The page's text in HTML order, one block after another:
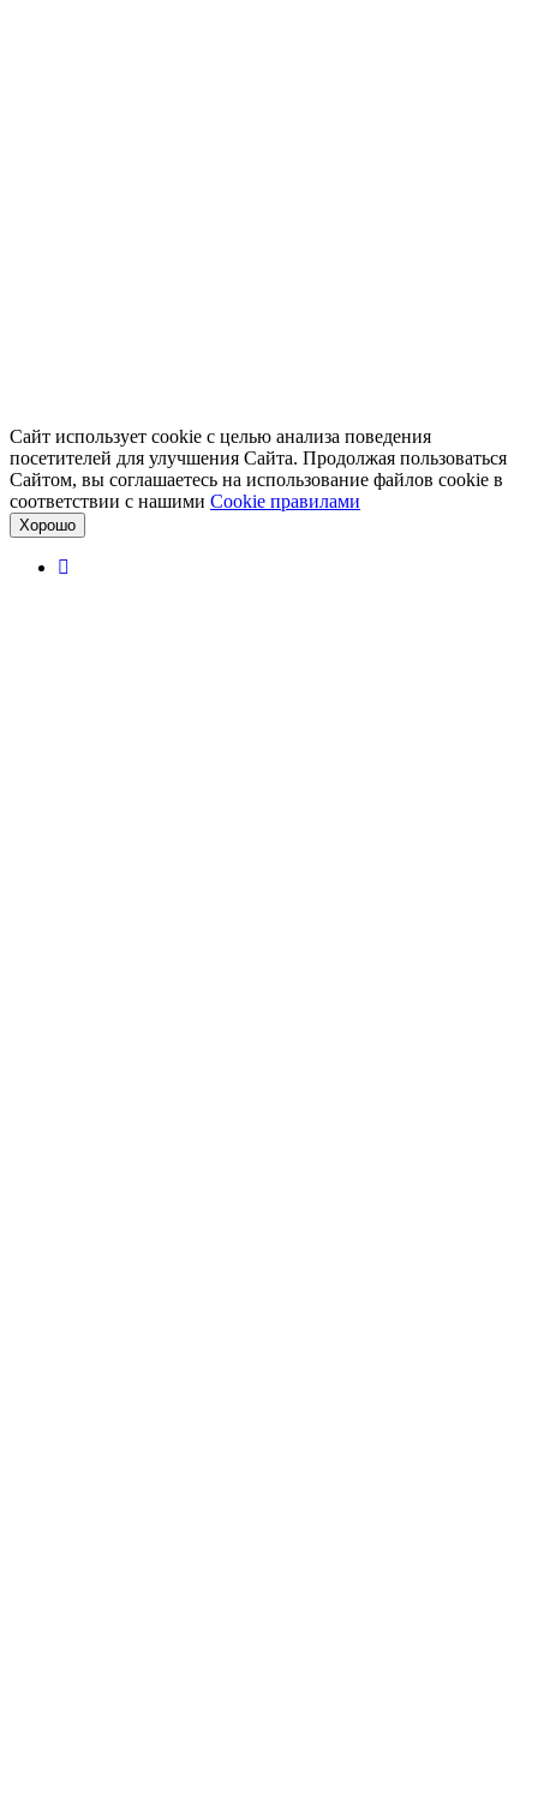
Сайт использует cookie с целью анализа поведения
посетителей для улучшения Сайта. Продолжая пользоваться
Сайтом, вы соглашаетесь на использование файлов cookie в
соответствии с нашими Cookiе правилами
Хорошо